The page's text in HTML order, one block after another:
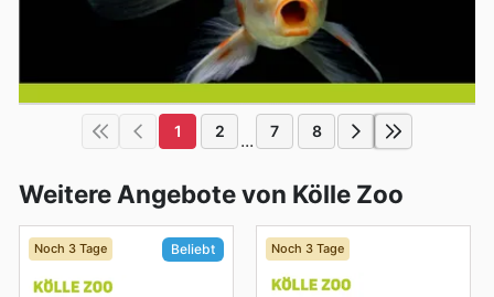
1 2 ... 7 8
Weitere Angebote von Kölle Zoo
Noch 3 Tage Beliebt Noch 3 Tage